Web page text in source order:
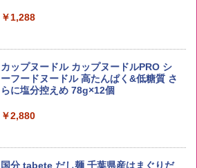
【在庫処分価格】ももたろう印 無洗米 5
kg 業務用 お米マイスターブレンド
￥2,680
by Amazon 新潟県産 新潟のお米 無洗米
5kg
角ハイボール 350ml×24本 サントリー ウ
イスキー ハイボール 缶
トリスウイスキー 4000ml サントリー 大
￥1,288
カップヌードル カップヌードルPRO シ
ーフードヌードル 高たんぱく&低糖質 さ
らに塩分控えめ 78g×12個
￥2,880
国分 tabete だし麺 千葉県産はまぐりだ